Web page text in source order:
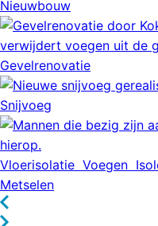
Nieuwbouw
Gevelrenovatie
Snijvoeg
Vloerisolatie Voegen
Metselen